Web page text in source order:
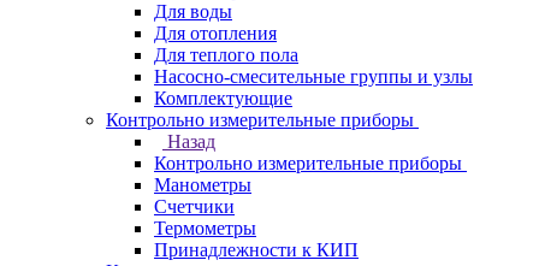
Для воды
Для отопления
Для теплого пола
Насосно-смесительные группы и узлы
Комплектующие
Контрольно измерительные приборы
Назад
Контрольно измерительные приборы
Манометры
Счетчики
Термометры
Принадлежности к КИП